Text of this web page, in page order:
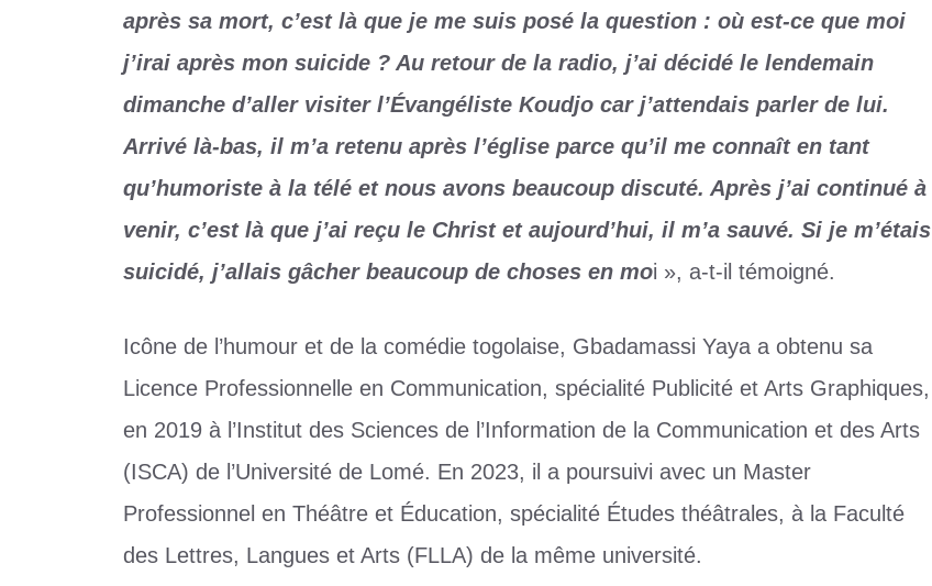
après sa mort, c’est là que je me suis posé la question : où est-ce que moi
j’irai après mon suicide ? Au retour de la radio, j’ai décidé le lendemain
dimanche d’aller visiter l’Évangéliste Koudjo car j’attendais parler de lui.
Arrivé là-bas, il m’a retenu après l’église parce qu’il me connaît en tant
qu’humoriste à la télé et nous avons beaucoup discuté. Après j’ai continué à
venir, c’est là que j’ai reçu le Christ et aujourd’hui, il m’a sauvé. Si je m’étais
suicidé, j’allais gâcher beaucoup de choses en moi », a-t-il témoigné.
Icône de l’humour et de la comédie togolaise, Gbadamassi Yaya a obtenu sa
Licence Professionnelle en Communication, spécialité Publicité et Arts Graphiques,
en 2019 à l’Institut des Sciences de l’Information de la Communication et des Arts
(ISCA) de l’Université de Lomé. En 2023, il a poursuivi avec un Master
Professionnel en Théâtre et Éducation, spécialité Études théâtrales, à la Faculté
des Lettres, Langues et Arts (FLLA) de la même université.